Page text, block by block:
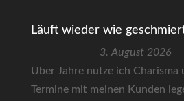
Läuft wieder wie
3. August 2026
Über Jahre nutze ich Charisma
Termine mit meinen Kunden